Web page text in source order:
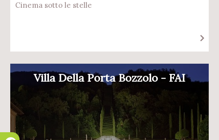
Cinema sotto le stelle
Villa Della Porta Bozzolo - FAI